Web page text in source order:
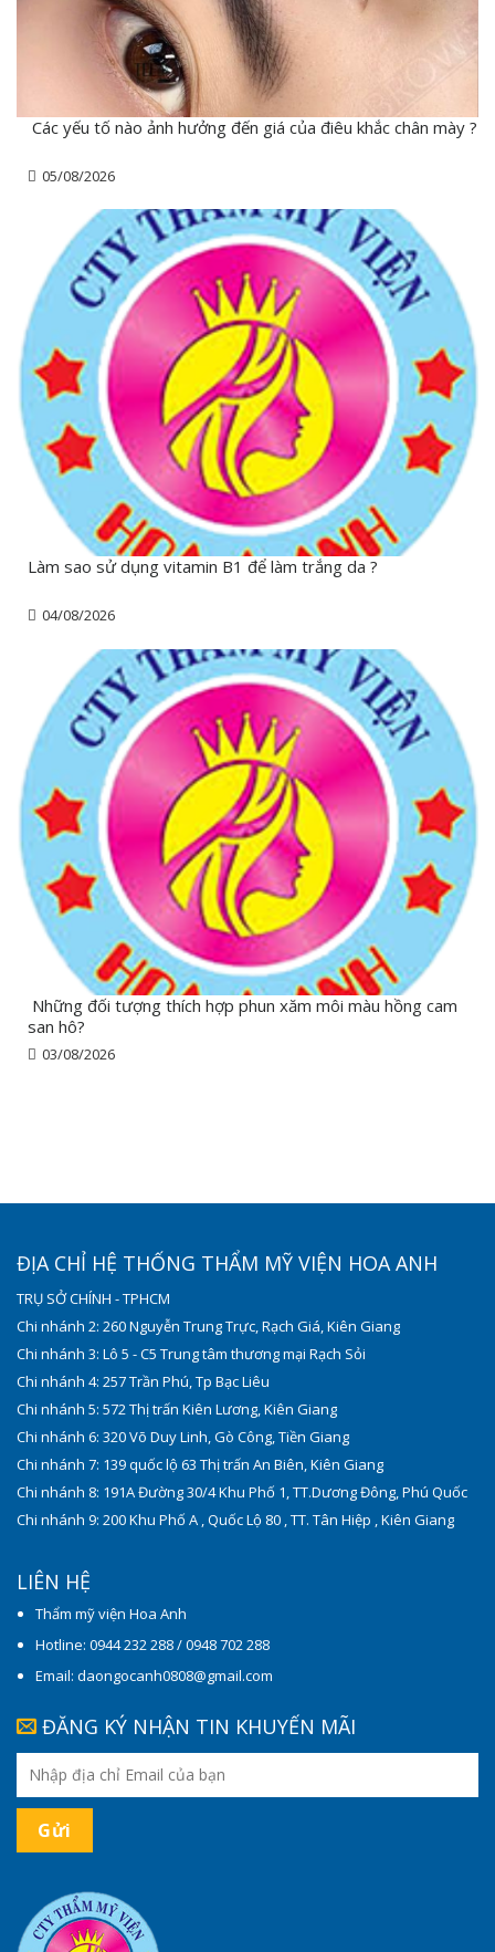
Các yếu tố nào ảnh hưởng đến giá của điêu khắc chân mày ?
05/08/2026
Làm sao sử dụng vitamin B1 để làm trắng da ?
04/08/2026
Những đối tượng thích hợp phun xăm môi màu hồng cam
san hô?
03/08/2026
ĐỊA CHỈ HỆ THỐNG THẨM MỸ VIỆN HOA ANH
TRỤ SỞ CHÍNH - TPHCM
Chi nhánh 2: 260 Nguyễn Trung Trực, Rạch Giá, Kiên Giang
Chi nhánh 3: Lô 5 - C5 Trung tâm thương mại Rạch Sỏi
Chi nhánh 4: 257 Trần Phú, Tp Bạc Liêu
Chi nhánh 5: 572 Thị trấn Kiên Lương, Kiên Giang
Chi nhánh 6: 320 Võ Duy Linh, Gò Công, Tiền Giang
Chi nhánh 7: 139 quốc lộ 63 Thị trấn An Biên, Kiên Giang
Chi nhánh 8: 191A Đường 30/4 Khu Phố 1, TT.Dương Đông, Phú Quốc
Chi nhánh 9: 200 Khu Phố A , Quốc Lộ 80 , TT. Tân Hiệp , Kiên Giang
LIÊN HỆ
Thẩm mỹ viện Hoa Anh
Hotline: 0944 232 288 / 0948 702 288
Email: daongocanh0808@gmail.com
ĐĂNG KÝ NHẬN TIN KHUYẾN MÃI